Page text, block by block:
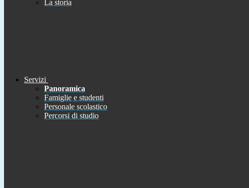
La storia
Servizi
Panoramica
Famiglie e studenti
Personale scolastico
Percorsi di studio